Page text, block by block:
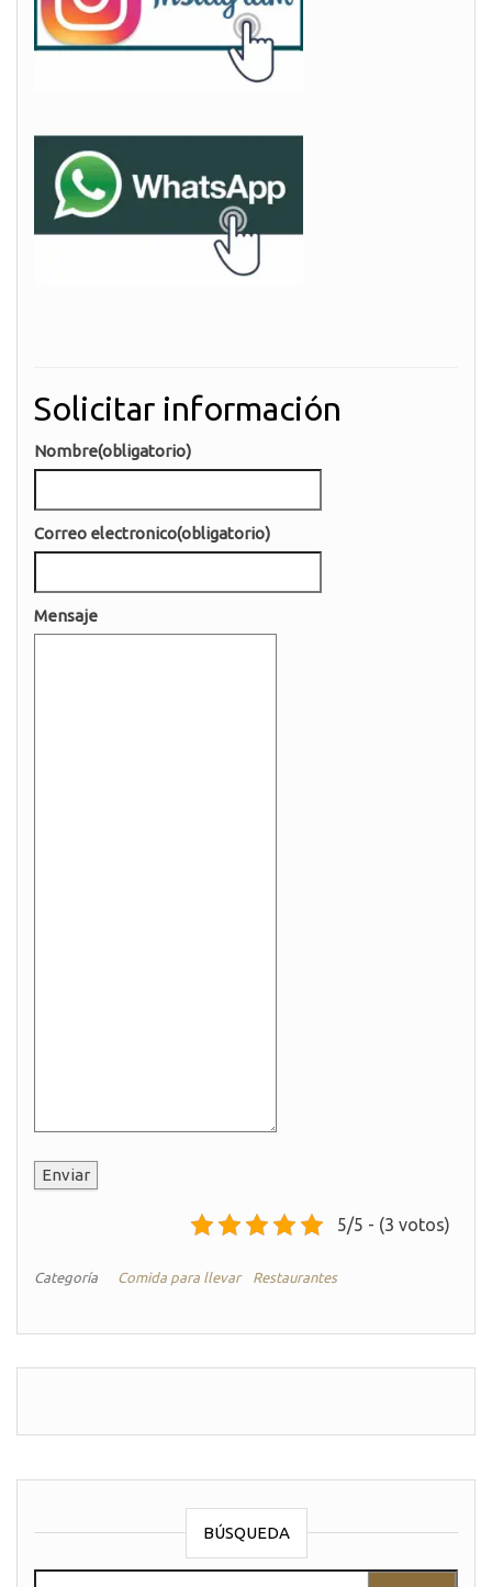
Solicitar información
Nombre(obligatorio)
Correo electronico(obligatorio)
Mensaje
Enviar
5/5 - (3 votos)
Categoría Comida para llevar Restaurantes
BÚSQUEDA